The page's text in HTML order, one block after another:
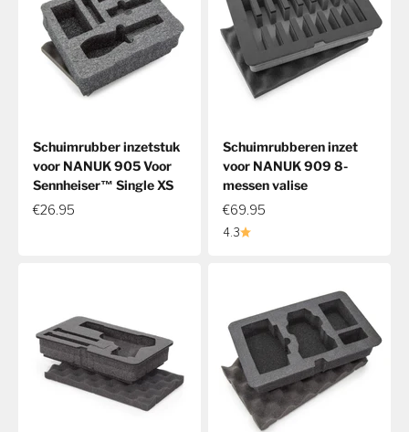
Schuimrubber inzetstuk
voor NANUK 905 Voor
Sennheiser™ Single XS
€26.95
Schuimrubberen inzet
voor NANUK 909 8-
messen valise
€69.95
4.3